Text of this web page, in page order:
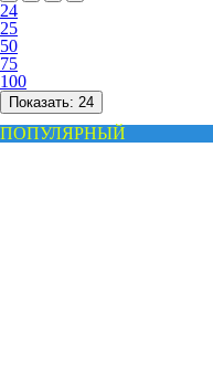
24
25
50
75
100
Показать: 24
ПОПУЛЯРНЫЙ